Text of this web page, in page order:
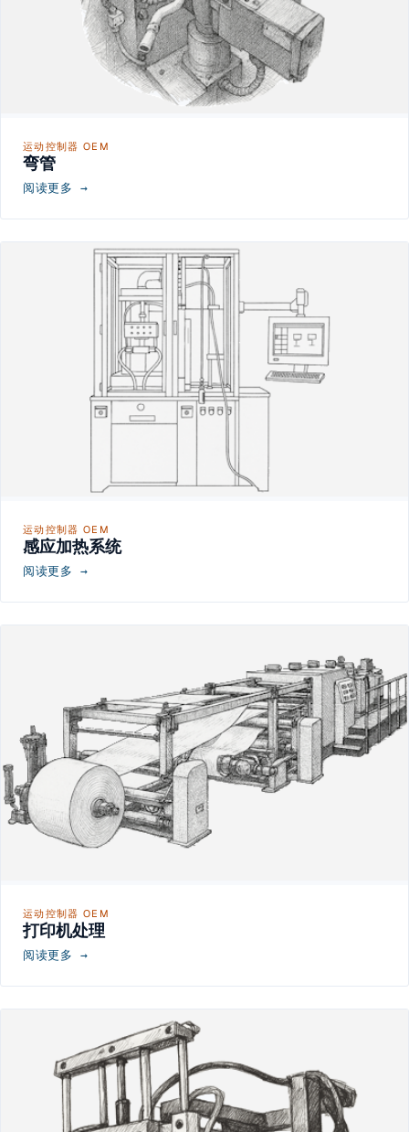
运动控制器 OEM
弯管
阅读更多 →
运动控制器 OEM
感应加热系统
阅读更多 →
运动控制器 OEM
打印机处理
阅读更多 →